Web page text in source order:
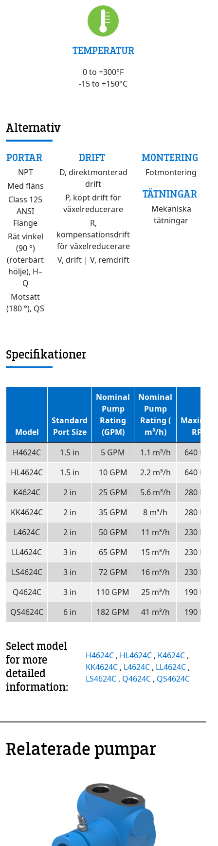
TEMPERATUR
0 to +300°F
-15 to +150°C
Alternativ
PORTAR
NPT
Med fläns
Class 125
ANSI
Flange
Rät vinkel
(90 °)
(roterbart
hölje), H–
Q
Motsatt
(180 °), QS
DRIFT
D, direktmonterad
drift
P, köpt drift för
växelreducerare
R,
kompensationsdrift
för växelreducerare
V, drift | V, remdrift
MONTERING
Fotmontering
TÄTNINGAR
Mekaniska
tätningar
Specifikationer
Model
Standard
Port Size
Nominal
Pump
Rating
(GPM)
Nominal
Pump
Rating (
m³/h)
RPM
H4624C
1.5 in 5 GPM 1.1 m³/h
640 RPM
HL4624C
1.5 in 10 GPM 2.2 m³/h
640 RPM
K4624C
2 in 25 GPM 5.6 m³/h
280 RPM
KK4624C
2 in 35 GPM 8 m³/h
280 RPM
L4624C
2 in 50 GPM 11 m³/h
230 RPM
LL4624C
3 in 65 GPM 15 m³/h
230 RPM
LS4624C
3 in 72 GPM 16 m³/h
230 RPM
Q4624C
3 in 110 GPM 25 m³/h
190 RPM
QS4624C
6 in 182 GPM 41 m³/h 190 RPM
Select model
for more
detailed
information:
H4624C , HL4624C , K4624C ,
KK4624C , L4624C , LL4624C ,
LS4624C , Q4624C , QS4624C
Relaterade pumpar